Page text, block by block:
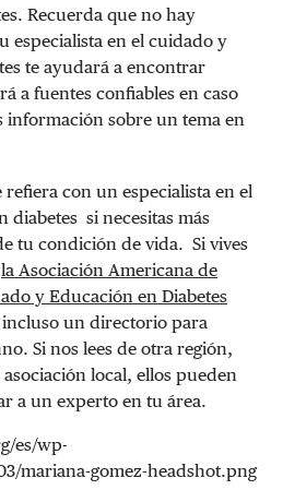
Recuerda que no hay
especialista en el cuidado y
te ayudará a encontrar
a fuentes confiables en caso
información sobre un tema en
con un especialista en el
diabetes si necesitas más
tu condición de vida. Si vives
la Asociación Americana de
y Educación en Diabetes
un directorio para
Si nos lees de otra región,
local, ellos pueden
a un experto en tu área.
es/wp-
mariana-gomez-headshot.png